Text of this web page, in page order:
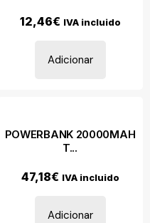
12,46€ IVA incluido
Adicionar
POWERBANK 20000MAH
T...
47,18€ IVA incluido
Adicionar